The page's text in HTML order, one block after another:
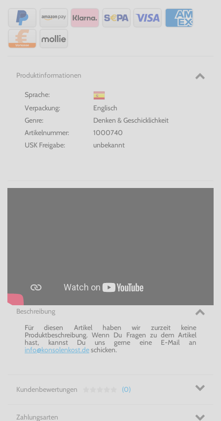
Produktinformationen
Sprache:
Verpackung:
Englisch
Genre:
Denken & Geschicklichkeit
Artikelnummer:
1000740
USK Freigabe:
unbekannt
Beschreibung
Für diesen Artikel haben wir zurzeit keine
Produktbeschreibung. Wenn Du Fragen zu dem Artikel
hast, kannst Du uns gerne eine E-Mail an
info@konsolenkost.deschicken.
Kundenbewertungen (0)
Zahlungsarten